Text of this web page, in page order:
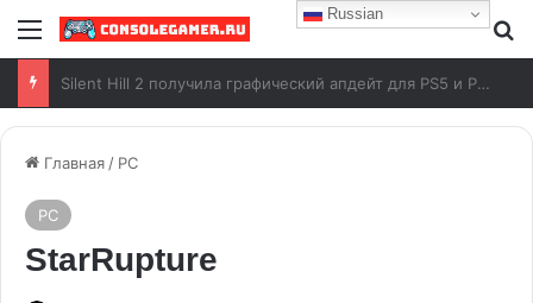
Анонсирован показ Grand Theft Auto VI от Rockstar Games
Главная / PC
PC
StarRupture
Russian